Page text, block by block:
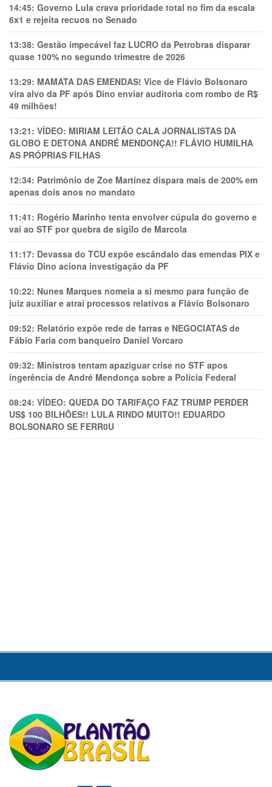
14:45: Governo Lula crava prioridade total no fim da escala
6x1 e rejeita recuos no Senado
13:38: Gestão impecável faz LUCRO da Petrobras disparar
quase 100% no segundo trimestre de 2026
13:29: MAMATA DAS EMENDAS! Vice de Flávio Bolsonaro
vira alvo da PF após Dino enviar auditoria com rombo de R$
49 milhões!
13:21: VÍDEO: MIRIAM LEITÃO CALA JORNALISTAS DA
GLOBO E DETONA ANDRÉ MENDONÇA!! FLÁVIO HUMILHA
AS PRÓPRIAS FILHAS
12:34: Patrimônio de Zoe Martínez dispara mais de 200% em
apenas dois anos no mandato
11:41: Rogério Marinho tenta envolver cúpula do governo e
vai ao STF por quebra de sigilo de Marcola
11:17: Devassa do TCU expõe escândalo das emendas PIX e
Flávio Dino aciona investigação da PF
10:22: Nunes Marques nomeia a si mesmo para função de
juiz auxiliar e atrai processos relativos a Flávio Bolsonaro
09:52: Relatório expõe rede de farras e NEGOCIATAS de
Fábio Faria com banqueiro Daniel Vorcaro
09:32: Ministros tentam apaziguar crise no STF apos
ingerência de André Mendonça sobre a Polícia Federal
08:24: VÍDEO: QUEDA DO TARIFAÇO FAZ TRUMP PERDER
US$ 100 BILHÕES!! LULA RINDO MUITO!! EDUARDO
BOLSONARO SE FERR0U